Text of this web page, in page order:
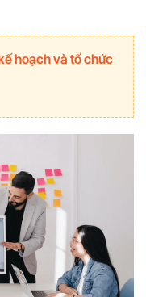
hoạch và tổ chức